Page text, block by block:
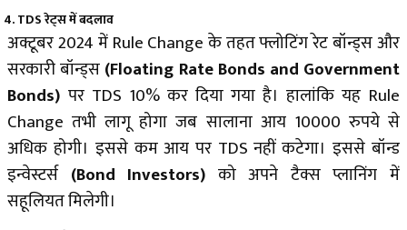
4. TDS रेट्स में बदलाव
अक्टूबर 2024 में Rule Change के तहत फ्लोटिंग रेट बॉन्ड्स और
सरकारी बॉन्ड्स(Floating Rate Bonds and Government
Bonds) पर TDS 10% कर दिया गया है। हालांकि यह Rule
Change तभी लागू होगा जब सालाना आय 10000 रुपये से
अधिक होगी। इससे कम आय पर TDS नहीं कटेगा। इससे बॉन्ड
इन्वेस्टर्स (Bond Investors) को अपने टैक्स प्लानिंग में
सहूलियत मिलेगी।